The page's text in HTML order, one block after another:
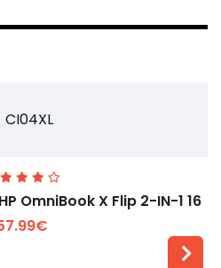
OmniBook X Flip 2-IN-1 16